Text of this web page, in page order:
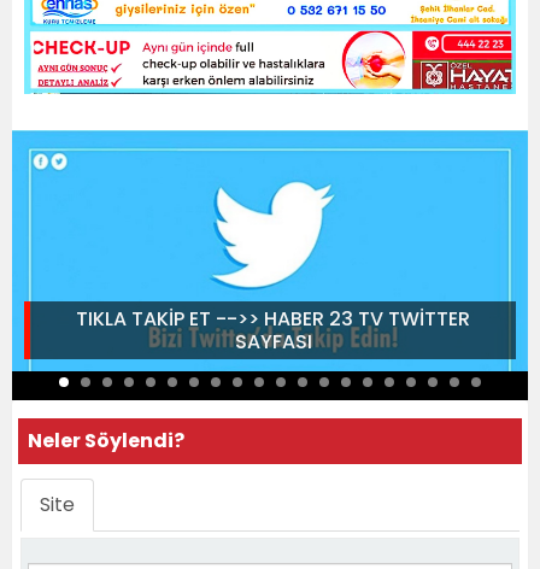
TIKLA TAKİP ET -->> HABER 23 TV TWİTTER
SAYFASI
Neler Söylendi?
Site